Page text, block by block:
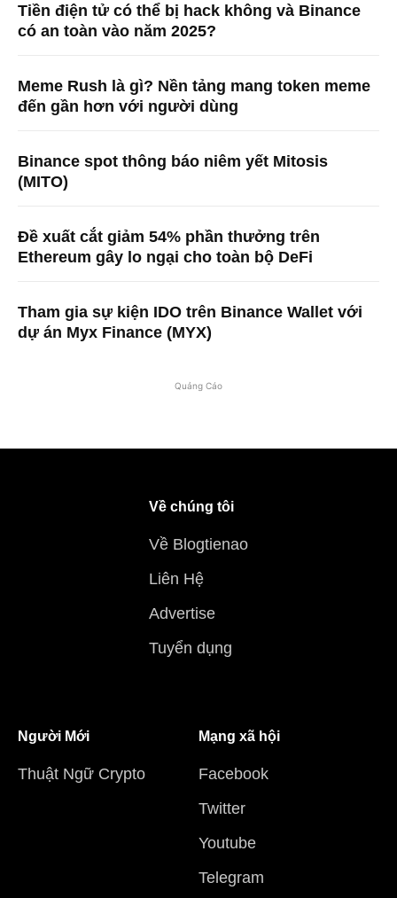
Tiền điện tử có thể bị hack không và Binance
có an toàn vào năm 2025?
Meme Rush là gì? Nền tảng mang token meme
đến gần hơn với người dùng
Binance spot thông báo niêm yết Mitosis
(MITO)
Đề xuất cắt giảm 54% phần thưởng trên
Ethereum gây lo ngại cho toàn bộ DeFi
Tham gia sự kiện IDO trên Binance Wallet với
dự án Myx Finance (MYX)
Quảng Cáo
Về chúng tôi
Về Blogtienao
Liên Hệ
Advertise
Tuyển dụng
Người Mới
Thuật Ngữ Crypto
Mạng xã hội
Facebook
Twitter
Youtube
Telegram